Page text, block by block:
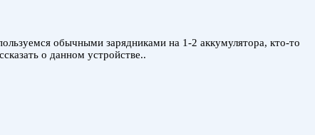
обычными зарядниками на 1-2 аккумулятора, кто-то
о данном устройстве..